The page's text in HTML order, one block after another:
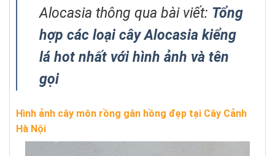
Alocasia thông qua bài viết: Tổng
hợp các loại cây Alocasia kiểng
lá hot nhất với hình ảnh và tên
gọi
Hình ảnh cây môn rồng gân hồng đẹp tại Cây Cảnh
Hà Nội